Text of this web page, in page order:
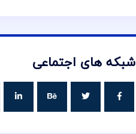
شبکه های اجتماعی